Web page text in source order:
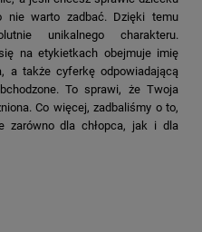
nie warto zadbać. Dzięki temu
unikalnego charakteru.
na etykietkach obejmuje imię
a także cyferkę odpowiadającą
To sprawi, że Twoja
Co więcej, zadbaliśmy o to,
zarówno dla chłopca, jak i dla